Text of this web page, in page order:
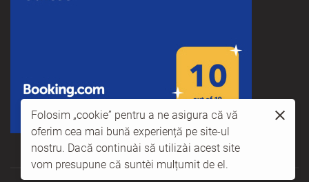
Folosim „cookie” pentru a ne asigura că vă
oferim cea mai bună experiență pe site-ul
nostru. Dacă continuați să utilizați acest site
vom presupune că sunteți mulțumit de el.